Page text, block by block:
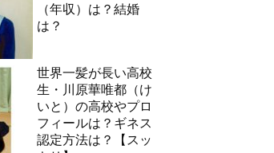
（年収）は？結婚
は？
世界一髪が長い高校
生・川原華唯都（け
いと）の高校やプロ
フィールは？ギネス
認定方法は？【スッ